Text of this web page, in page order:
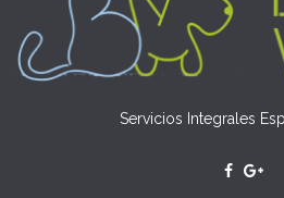
Servicios Integrales